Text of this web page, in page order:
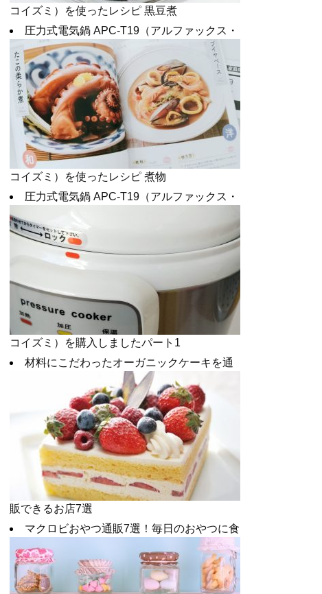
コイズミ）を使ったレシピ 黒豆煮
圧力式電気鍋 APC-T19（アルファックス・
コイズミ）を使ったレシピ 煮物
圧力式電気鍋 APC-T19（アルファックス・
コイズミ）を購入しましたパート1
材料にこだわったオーガニックケーキを通
販できるお店7選
マクロビおやつ通販7選！毎日のおやつに食